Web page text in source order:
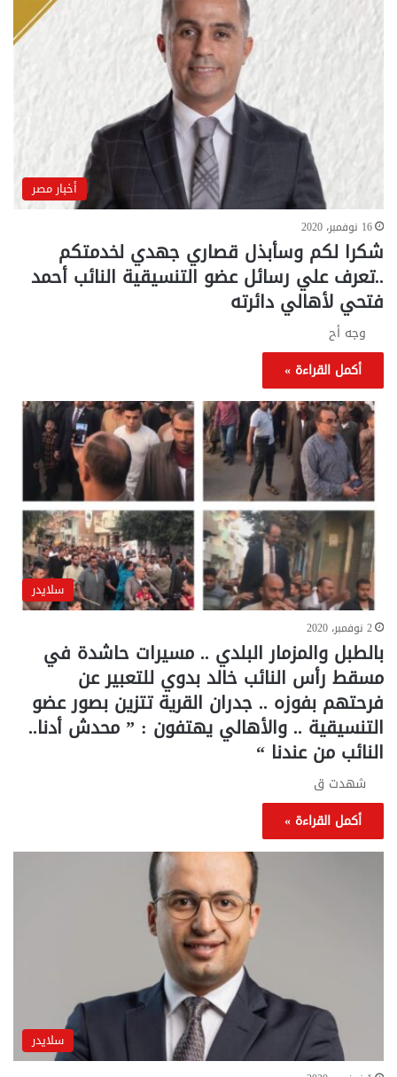
أخبار مصر
16 نوفمبر، 2020
شكرا لكم وسأبذل قصاري جهدي لخدمتكم
..تعرف علي رسائل عضو التنسيقية النائب أحمد
فتحي لأهالي دائرته
وجه أح
أكمل القراءة »
سلايدر
2 نوفمبر، 2020
بالطبل والمزمار البلدي .. مسيرات حاشدة في
مسقط رأس النائب خالد بدوي للتعبير عن
فرحتهم بفوزه .. جدران القرية تتزين بصور عضو
التنسيقية .. والأهالي يهتفون : ” محدش أدنا..
النائب من عندنا “
شهدت ق
أكمل القراءة »
سلايدر